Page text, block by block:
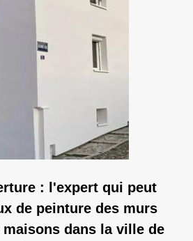
: l'expert qui peut
de peinture des murs
dans la ville de